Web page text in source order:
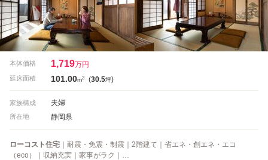
本体価格 1,719万円
延床面積 101.00m2 (30.5坪)
家族構成 夫婦
所在地 静岡県
ローコスト住宅 ｜耐震・免震・制震｜2階建て｜省エネ・創エネ・エコ
（eco）｜収納充実｜家事がラク｜…